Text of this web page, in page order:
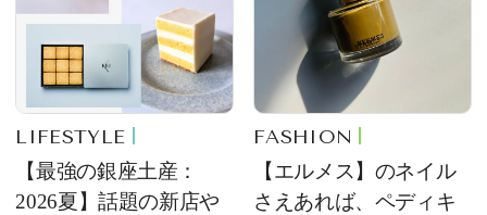
LIFESTYLE
【最強の銀座土産：
2026夏】話題の新店や
FASHION
【エルメス】のネイル
さえあれば、ペディキ